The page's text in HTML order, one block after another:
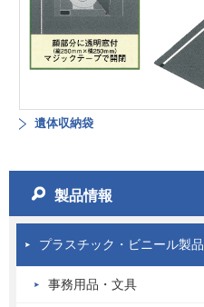
遺体収納袋
製品情報
プラスチック・ビニール製品
事務用品・文具